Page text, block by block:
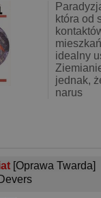
która od
idealny
jednak,
narus
[Oprawa Twarda]